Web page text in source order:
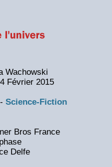
Wachowski
Février 2015
- Science-Fiction
Bros France
Delfe